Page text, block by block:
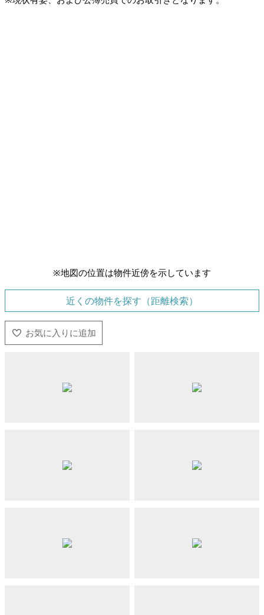
※地図の位置は物件近傍を示しています
近くの物件を探す（距離検索）